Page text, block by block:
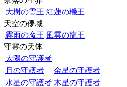
大樹の霊王 紅蓮の機王
天空の儚域
霧雨の魔王 風雲の龍王
守霊の天体
太陽の守護者
月の守護者
金星の守護者
水星の守護者 木星の守護者